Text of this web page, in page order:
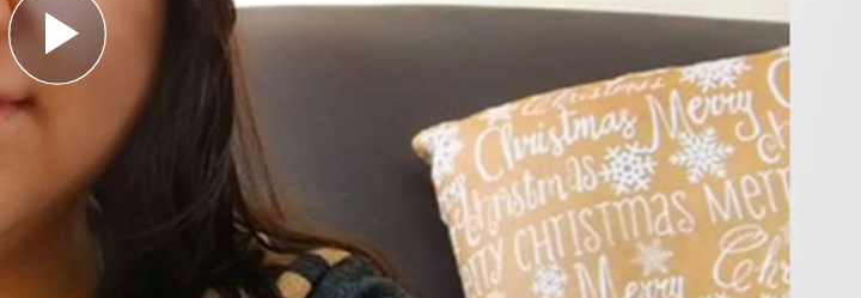
Play
Video